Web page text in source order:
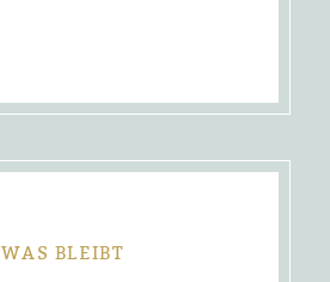
WAS BLEIBT